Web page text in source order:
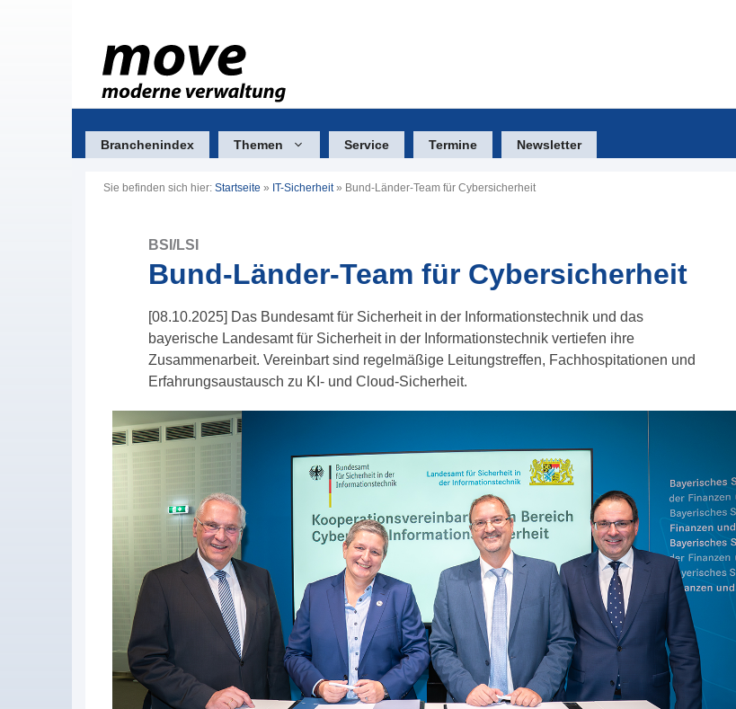
Branchenindex Themen Service Termine Newsletter
Sie befinden sich hier: Startseite » IT-Sicherheit» Bund-Länder-Team für Cybersicherheit
BSI/LSI
Bund-Länder-Team für Cybersicherheit
[08.10.2025] Das Bundesamt für Sicherheit in der Informationstechnik und das
bayerische Landesamt für Sicherheit in der Informationstechnik vertiefen ihre
Zusammenarbeit. Vereinbart sind regelmäßige Leitungstreffen, Fachhospitationen und
Erfahrungsaustausch zu KI- und Cloud-Sicherheit.